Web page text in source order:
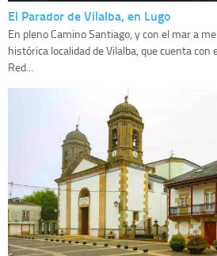
El Parador de Vilalba, en Lugo
En pleno Camino Santiago, y con el mar a
histórica localidad de Vilalba, que cuenta
Red...